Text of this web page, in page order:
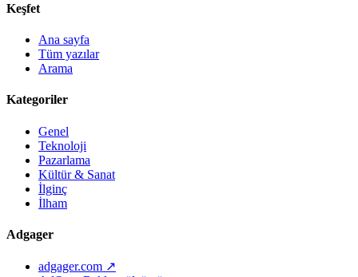
Keşfet
Ana sayfa
Tüm yazılar
Arama
Kategoriler
Genel
Teknoloji
Pazarlama
Kültür & Sanat
İlginç
İlham
Adgager
adgager.com ↗